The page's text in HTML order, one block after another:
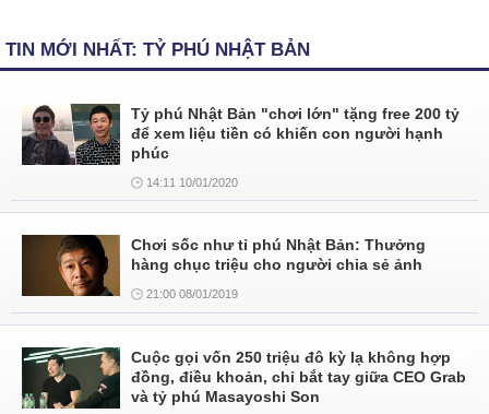
TIN MỚI NHẤT: TỶ PHÚ NHẬT BẢN
Tỷ phú Nhật Bản "chơi lớn" tặng free 200 tỷ
để xem liệu tiền có khiến con người hạnh
phúc
14:11 10/01/2020
Chơi sốc như tỉ phú Nhật Bản: Thưởng
hàng chục triệu cho người chia sẻ ảnh
21:00 08/01/2019
Cuộc gọi vốn 250 triệu đô kỳ lạ không hợp
đồng, điều khoản, chỉ bắt tay giữa CEO Grab
và tỷ phú Masayoshi Son